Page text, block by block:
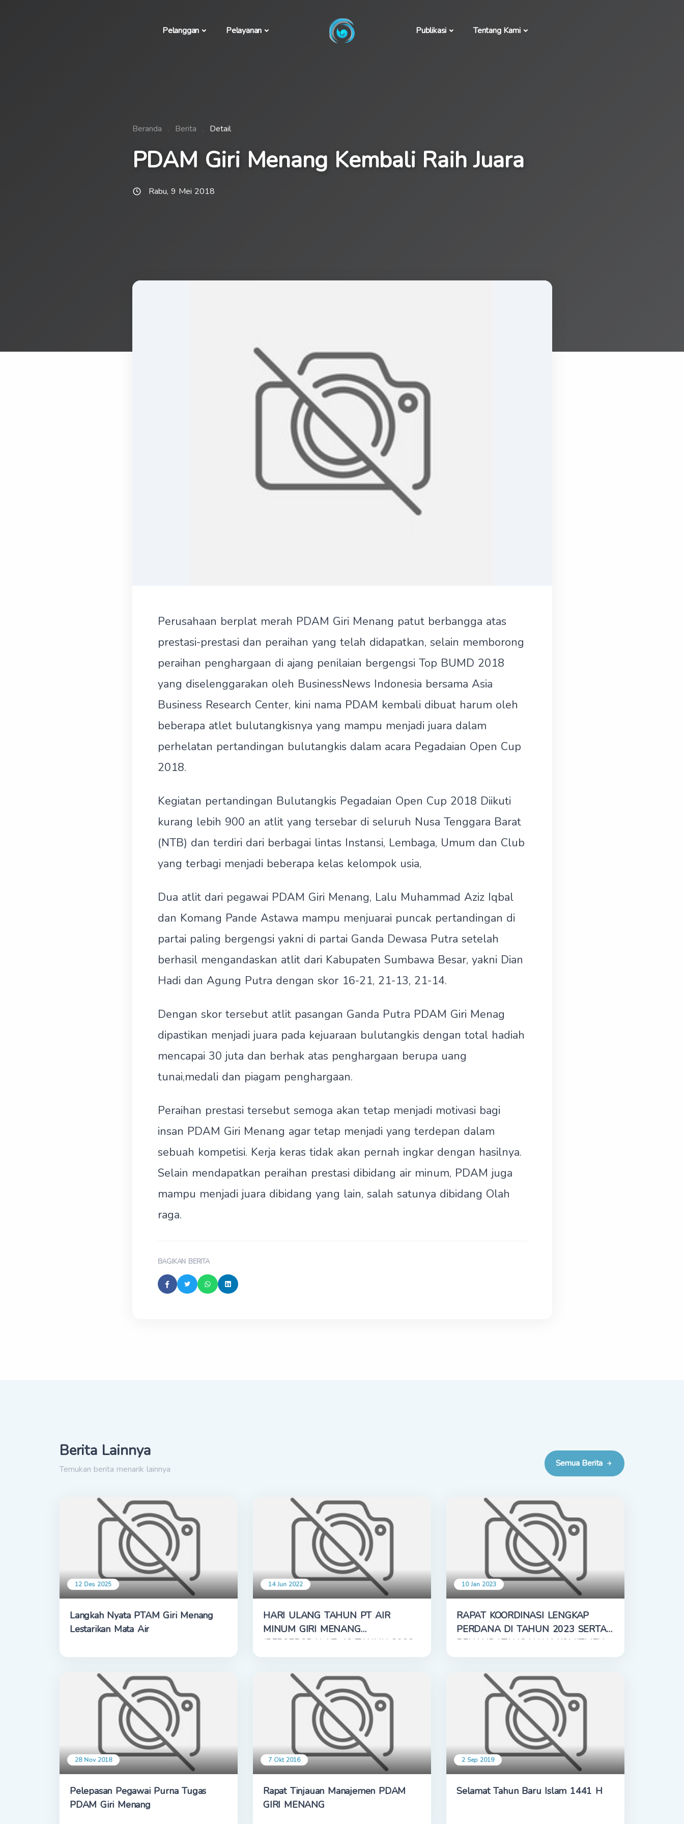
Pelanggan Pelayanan Publikasi Tentang Kami
Beranda Berita Detail
PDAM Giri Menang Kembali Raih Juara
Rabu, 9 Mei 2018
Perusahaan berplat merah PDAM Giri Menang patut berbangga atas
prestasi-prestasi dan peraihan yang telah didapatkan, selain memborong
peraihan penghargaan di ajang penilaian bergengsi Top BUMD 2018
yang diselenggarakan oleh BusinessNews Indonesia bersama Asia
Business Research Center, kini nama PDAM kembali dibuat harum oleh
beberapa atlet bulutangkisnya yang mampu menjadi juara dalam
perhelatan pertandingan bulutangkis dalam acara Pegadaian Open Cup
2018.
Kegiatan pertandingan Bulutangkis Pegadaian Open Cup 2018 Diikuti
kurang lebih 900 an atlit yang tersebar di seluruh Nusa Tenggara Barat
(NTB) dan terdiri dari berbagai lintas Instansi, Lembaga, Umum dan Club
yang terbagi menjadi beberapa kelas kelompok usia,
Dua atlit dari pegawai PDAM Giri Menang, Lalu Muhammad Aziz Iqbal
dan Komang Pande Astawa mampu menjuarai puncak pertandingan di
partai paling bergengsi yakni di partai Ganda Dewasa Putra setelah
berhasil mengandaskan atlit dari Kabupaten Sumbawa Besar, yakni Dian
Hadi dan Agung Putra dengan skor 16-21, 21-13, 21-14.
Dengan skor tersebut atlit pasangan Ganda Putra PDAM Giri Menag
dipastikan menjadi juara pada kejuaraan bulutangkis dengan total hadiah
mencapai 30 juta dan berhak atas penghargaan berupa uang
tunai,medali dan piagam penghargaan.
Peraihan prestasi tersebut semoga akan tetap menjadi motivasi bagi
insan PDAM Giri Menang agar tetap menjadi yang terdepan dalam
sebuah kompetisi. Kerja keras tidak akan pernah ingkar dengan hasilnya.
Selain mendapatkan peraihan prestasi dibidang air minum, PDAM juga
mampu menjadi juara dibidang yang lain, salah satunya dibidang Olah
raga.
BAGIKAN BERITA
Berita Lainnya
Temukan berita menarik lainnya
Semua Berita
12 Des 2025
Langkah Nyata PTAM Giri Menang
Lestarikan Mata Air
14 Jun 2022
HARI ULANG TAHUN PT AIR
MINUM GIRI MENANG
(PERSERODA) KE-42 TAHUN 2022
10 Jan 2023
RAPAT KOORDINASI LENGKAP
PERDANA DI TAHUN 2023 SERTA
PENANDATANGANAN KOMITMEN
DAN PAKTA INTEGRITAS
28 Nov 2018
Pelepasan Pegawai Purna Tugas
PDAM Giri Menang
7 Okt 2016
Rapat Tinjauan Manajemen PDAM
GIRI MENANG
2 Sep 2019
Selamat Tahun Baru Islam 1441 H